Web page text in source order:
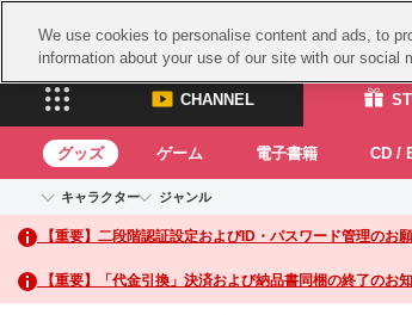
CHANNEL
CHANNEL
ASOBI CHANNEL TOP
グ
グッズ ゲーム 電子書籍 CD /
キャラクター
アイドルマスターシリーズ
アイドルマスター
アイドルマスター シンデレラガールズ
ジャンル
イベントグッズ
トイ・ホビー
【重要】二段階認証設定およびID・パスワード管理のお
【重要】「代金引換」決済および納品書同梱の終了のお
We use cookies to personalise content and ads, to
information about your use of our site with our social